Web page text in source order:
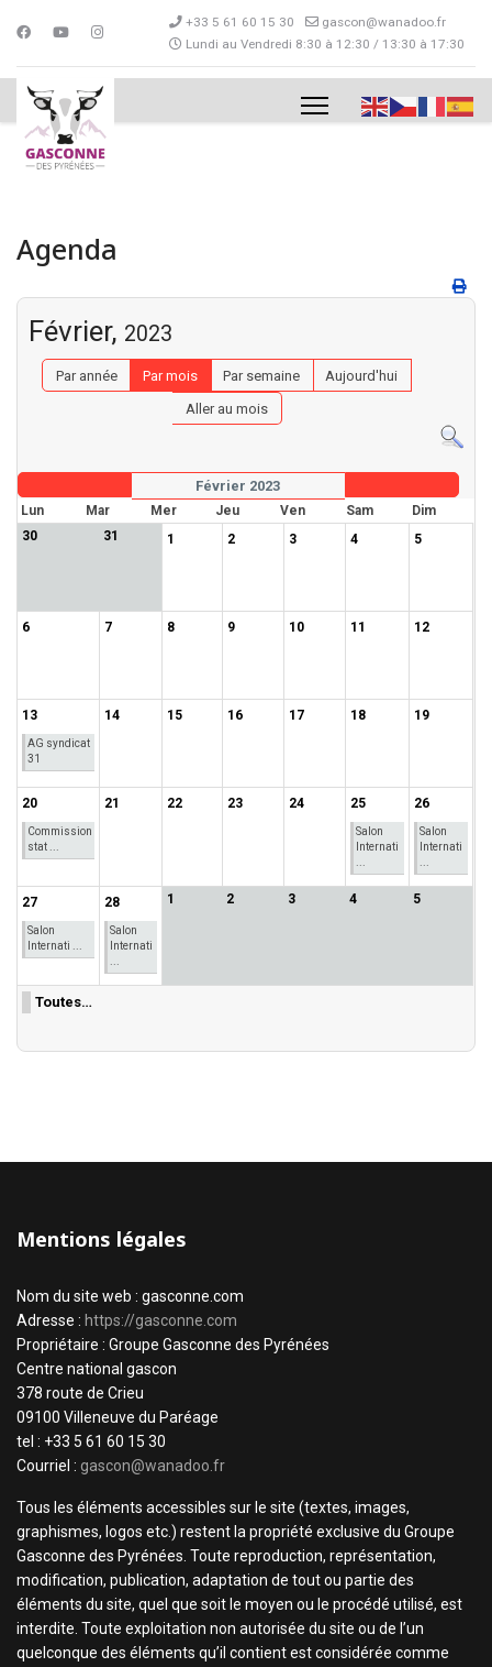
+33 5 61 60 15 30
gascon@wanadoo.fr
Lundi au Vendredi 8:30 à 12:30 / 13:30 à 17:30
Agenda
Février, 2023
Par année Par mois Par semaine
Aujourd'hui
Aller au mois
Février 2023
Lun Mar Mer Jeu Ven Sam
Dim
30
31 1 2 3 4 5
6 7 8 9 10 11 12
13
AG syndicat
31
14 15 16 17 18 19
20
Commission
stat ...
21 22 23 24 25
Salon
Internati
26
Salon
Internati
27
Salon
Internati ...
28
Salon
Internati
1 2 3 4 5
Toutes…
Mentions légales
Nom du site web : gasconne.com
Adresse : https://gasconne.com
Propriétaire : Groupe Gasconne des Pyrénées
Centre national gascon
378 route de Crieu
09100 Villeneuve du Paréage
tel : +33 5 61 60 15 30
Courriel : gascon@wanadoo.fr
Tous les éléments accessibles sur le site (textes, images,
graphismes, logos etc.) restent la propriété exclusive du Groupe
Gasconne des Pyrénées. Toute reproduction, représentation,
modification, publication, adaptation de tout ou partie des
éléments du site, quel que soit le moyen ou le procédé utilisé, est
interdite. Toute exploitation non autorisée du site ou de l’un
quelconque des éléments qu’il contient est considérée comme